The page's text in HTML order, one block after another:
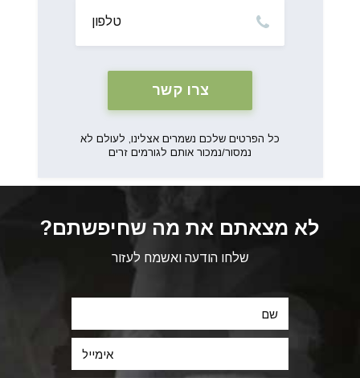
כל הפרטים שלכם נשמרים אצלינו, לעולם לא
נמסור/נמכור אותם לגורמים זרים
לא מצאתם את מה שחיפשתם?
שלחו הודעה ואשמח לעזור